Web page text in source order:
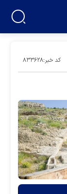
کد خبر:۸۳۳۶۲۸